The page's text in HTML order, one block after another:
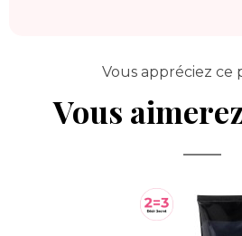
Vous appréciez ce
Vous